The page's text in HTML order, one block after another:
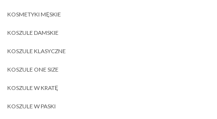
KOSMETYKI MĘSKIE
KOSZULE DAMSKIE
KOSZULE KLASYCZNE
KOSZULE ONE SIZE
KOSZULE W KRATĘ
KOSZULE W PASKI